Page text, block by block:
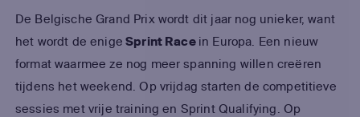
De Belgische Grand Prix wordt dit jaar nog unieker, want
het wordt de enige Sprint Race in Europa. Een nieuw
format waarmee ze nog meer spanning willen creëren
tijdens het weekend. Op vrijdag starten de competitieve
sessies met vrije training en Sprint Qualifying. Op